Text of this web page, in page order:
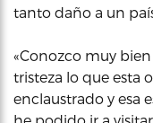
tanto daño a un
«Conozco muy
tristeza lo que esta
enclaustrado y esa